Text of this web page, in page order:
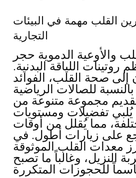
القلب مهمة في البيئات
التجارية
والأوعية الدموية حجر
روتينات اللياقة البدنية.
إلى صحة القلب، الفوائد
للصالات الرياضية
تقديم مجموعة متنوعة من
تفضيلات ومستويات
مما يُقلل من أوقات
على زيارات أطول. في
معدات القلب الموثوقة
النزيل، وغالباً ما تصبح